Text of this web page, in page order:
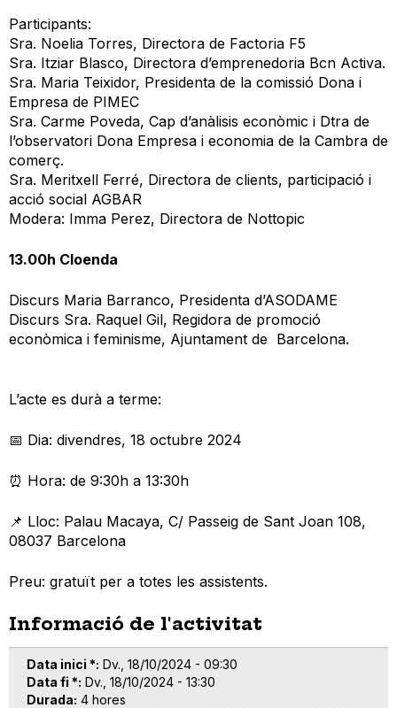
Participants:
Sra. Noelia Torres, Directora de Factoria F5
Sra. Itziar Blasco, Directora d’emprenedoria Bcn Activa.
Sra. Maria Teixidor, Presidenta de la comissió Dona i
Empresa de PIMEC
Sra. Carme Poveda, Cap d’anàlisis econòmic i Dtra de
l’observatori Dona Empresa i economia de la Cambra de
comerç.
Sra. Meritxell Ferré, Directora de clients, participació i
acció social AGBAR
Modera: Imma Perez, Directora de Nottopic
13.00h Cloenda
Discurs Maria Barranco, Presidenta d’ASODAME
Discurs Sra. Raquel Gil, Regidora de promoció
econòmica i feminisme, Ajuntament de Barcelona.
L’acte es durà a terme:
📅 Dia: divendres, 18 octubre 2024
⏰ Hora: de 9:30h a 13:30h
📌 Lloc: Palau Macaya, C/ Passeig de Sant Joan 108,
08037 Barcelona
Preu: gratuït per a totes les assistents.
Informació de l'activitat
Data inici * Dv., 18/10/2024 - 09:30
Data fi * Dv., 18/10/2024 - 13:30
Durada 4 hores